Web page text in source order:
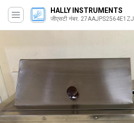
HALLY INSTRUMENTS
जीएसटी नंबर. 27AAJPS2564E1ZJ